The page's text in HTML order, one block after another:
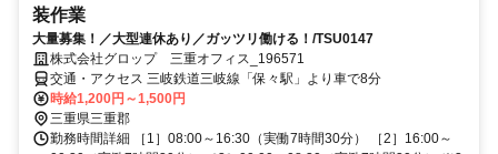
装作業
大量募集！／大型連休あり／ガッツリ働ける！/TSU0147
株式会社グロップ 三重オフィス_196571
交通・アクセス 三岐鉄道三岐線「保々駅」より車で8分
時給1,200円～1,500円
三重県三重郡
勤務時間詳細 ［1］08:00～16:30（実働7時間30分） ［2］16:00～